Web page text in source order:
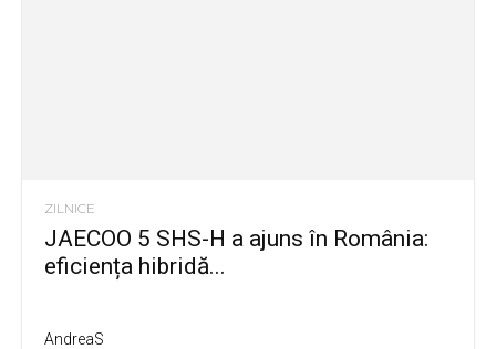
ZILNICE
JAECOO 5 SHS-H a ajuns în România:
eficiența hibridă...
AndreaS